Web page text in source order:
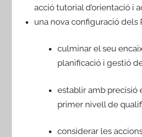
acció tutorial d’orientació i
una nova configuració dels
culminar el seu
planificació i gestió
establir amb precisió
primer nivell de
considerar les